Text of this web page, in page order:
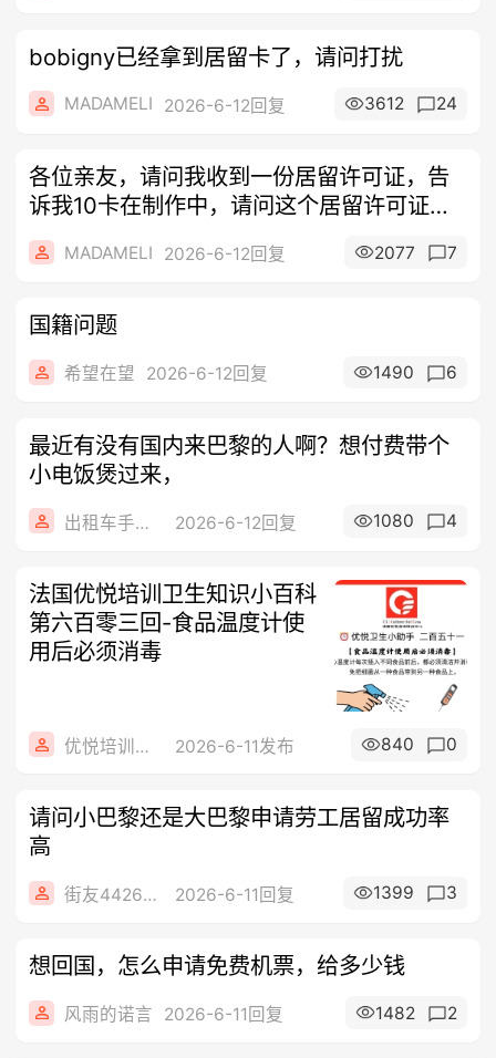
bobigny已经拿到居留卡了，请问打扰
MADAMELI 2026-6-12回复 3612 24
各位亲友，请问我收到一份居留许可证，告
诉我10卡在制作中，请问这个居留许可证可
以
MADAMELI 2026-6-12回复 2077 7
国籍问题
希望在望 2026-6-12回复 1490 6
最近有没有国内来巴黎的人啊？想付费带个
小电饭煲过来，
出租车手机0626 2026-6-12回复 1080 4
法国优悦培训卫生知识小百科
第六百零三回-食品温度计使
用后必须消毒
优悦培训咨询 2026-6-11发布 840 0
请问小巴黎还是大巴黎申请劳工居留成功率
高
街友44266408 2026-6-11回复 1399 3
想回国，怎么申请免费机票，给多少钱
风雨的诺言 2026-6-11回复 1482 2